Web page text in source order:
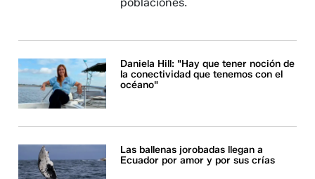
poblaciones.
Daniela Hill: "Hay que tener noción de
la conectividad que tenemos con el
océano"
Las ballenas jorobadas llegan a
Ecuador por amor y por sus crías